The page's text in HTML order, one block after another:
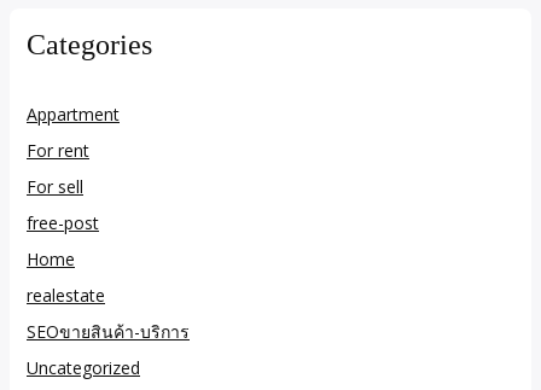
Categories
Appartment
For rent
For sell
free-post
Home
realestate
SEOขายสินค้า-บริการ
Uncategorized